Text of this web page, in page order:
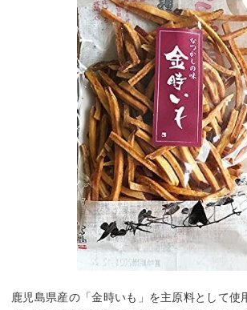
鹿児島県産の「金時いも」を主原料として使